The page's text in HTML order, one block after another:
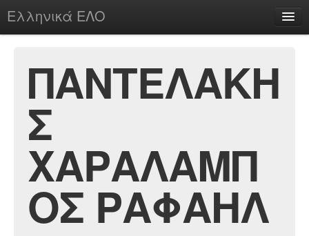
Ελληνικά ΕΛΟ
chesstu.be @ discord
Login
ΠΑΝΤΕΛΑΚΗ
Σ
ΧΑΡΑΛΑΜΠ
ΟΣ ΡΑΦΑΗΛ